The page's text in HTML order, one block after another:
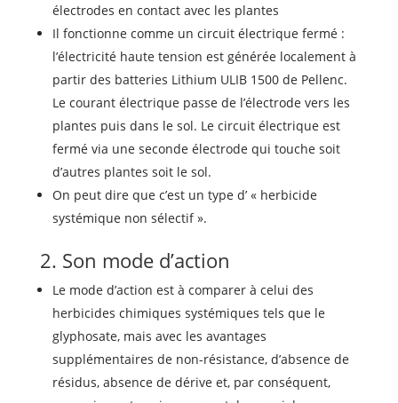
électrodes en contact avec les plantes
Il fonctionne comme un circuit électrique fermé :
l’électricité haute tension est générée localement à
partir des batteries Lithium ULIB 1500 de Pellenc.
Le courant électrique passe de l’électrode vers les
plantes puis dans le sol. Le circuit électrique est
fermé via une seconde électrode qui touche soit
d’autres plantes soit le sol.
On peut dire que c’est un type d’ « herbicide
systémique non sélectif ».
2. Son mode d’action
Le mode d’action est à comparer à celui des
herbicides chimiques systémiques tels que le
glyphosate, mais avec les avantages
supplémentaires de non-résistance, d’absence de
résidus, absence de dérive et, par conséquent,